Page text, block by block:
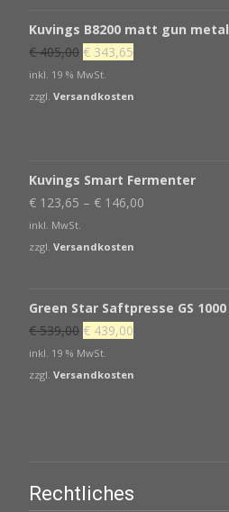
Kuvings B8200 matt gun metal
€405,00 Ursprünglicher
Preis
war:
€ 343,65
ist:
inkl. 19 % MwSt.
zzgl. Versandkosten
Kuvings Smart Fermenter
€ 123,65 – € 146,00
inkl. MwSt.
zzgl. Versandkosten
Green Star Saftpresse GS 1000
€539,00 Ursprünglicher
Preis
war:
€ 439,00
ist:
inkl. 19 % MwSt.
zzgl. Versandkosten
Rechtliches